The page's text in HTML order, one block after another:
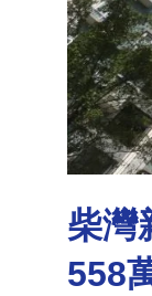
柴灣
558